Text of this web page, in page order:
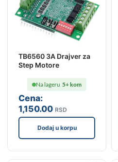
TB6560 3A Drajver za
Step Motore
Cena:
1,150.00 RSD
Na lageru 5+ kom
Dodaj u korpu